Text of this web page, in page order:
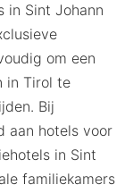
in Sint Johann
om een
in Tirol te
Bij
aan hotels voor
in Sint
familiekamers